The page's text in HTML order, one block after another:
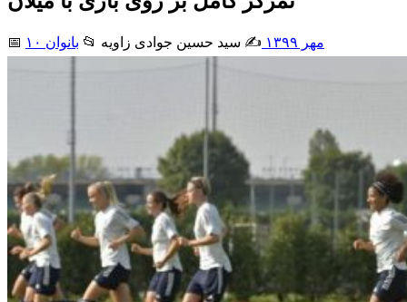
📅 ۱۰ مهر ۱۳۹۹ ✍️ سید حسین جوادی زاويه 📂 بانوان